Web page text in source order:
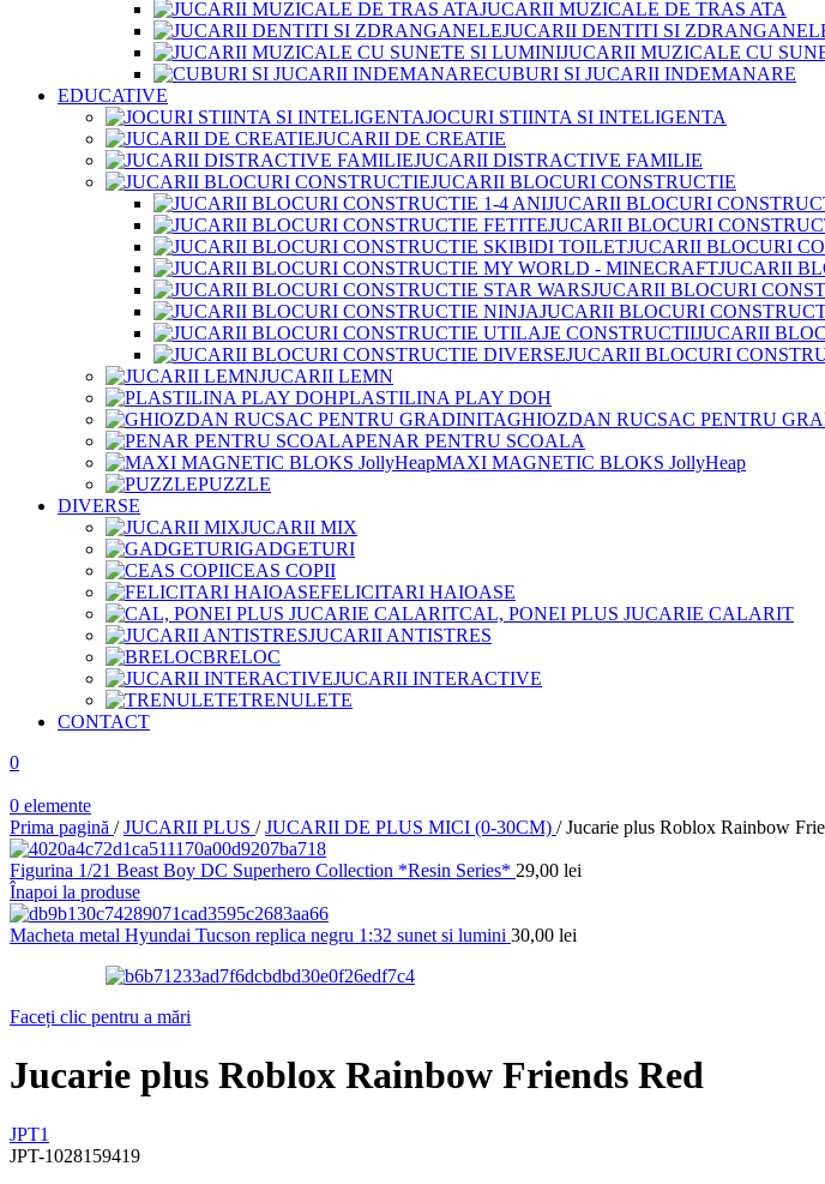
JUCARII MUZICALE DE TRAS ATA
JUCARII DENTITI SI
JUCARII MUZICALE CU
CUBURI SI JUCARII INDEMANARE
EDUCATIVE
JOCURI STIINTA SI INTELIGENTA
JUCARII DE CREATIE
JUCARII DISTRACTIVE FAMILIE
JUCARII BLOCURI CONSTRUCTIE
JUCARII BLOCURI
JUCARII BLOCURI
JUCARII BLOCURI
JUCARII
JUCARII BLOCURI
JUCARII BLOCURI
JUCARII
JUCARII BLOCURI
JUCARII LEMN
PLASTILINA PLAY DOH
GHIOZDAN RUCSAC PENTRU
PENAR PENTRU SCOALA
MAXI MAGNETIC BLOKS JollyHeap
PUZZLE
DIVERSE
JUCARII MIX
GADGETURI
CEAS COPII
FELICITARI HAIOASE
CAL, PONEI PLUS JUCARIE CALARIT
JUCARII ANTISTRES
BRELOC
JUCARII INTERACTIVE
TRENULETE
CONTACT
0
0 elemente
Prima pagină / JUCARII PLUS / JUCARII DE PLUS MICI (0-30CM) / Jucarie plus Roblox Rainbow
Figurina 1/21 Beast Boy DC Superhero Collection *Resin Series* 29,00 lei
Înapoi la produse
Macheta metal Hyundai Tucson replica negru 1:32 sunet si lumini 30,00 lei
Faceți clic pentru a mări
Jucarie plus Roblox Rainbow Friends Red
JPT1
JPT-1028159419